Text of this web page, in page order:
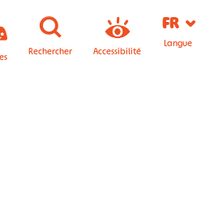
Rechercher Accessibilité
FR
Langue